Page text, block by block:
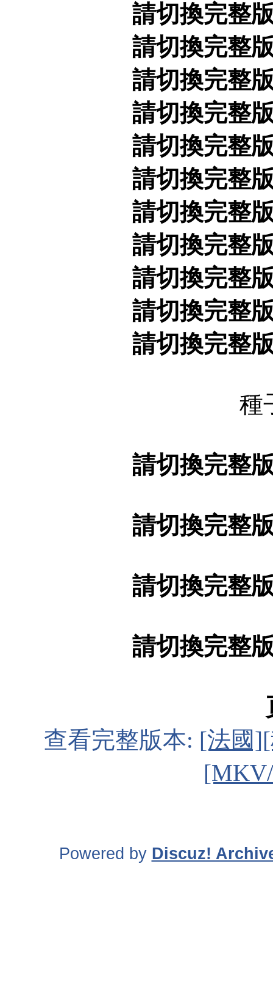
請切換完整
請切換完整
請切換完整
請切換完整
請切換完整
請切換完整
請切換完整
請切換完整
請切換完整
請切換完整
請切換完整
種
請切換完整
請切換完整
請切換完整
請切換完整
查看完整版本: [法國
Powered by Discuz!